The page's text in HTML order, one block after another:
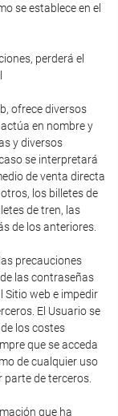
se establece en el
perderá el
ofrece diversos
en nombre y
y diversos
se interpretará
de venta directa
los billetes de
de tren, las
de los anteriores.
precauciones
las contraseñas
Sitio web e impedir
El Usuario se
los costes
que se acceda
de cualquier uso
de terceros.
que ha